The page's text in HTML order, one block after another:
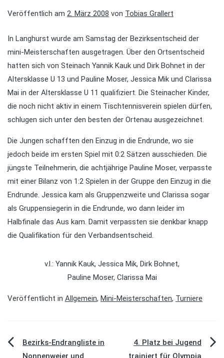
Veröffentlich am 2. März 2008 von Tobias Grallert
In Langhurst wurde am Samstag der Bezirksentscheid der
mini-Meisterschaften ausgetragen. Über den Ortsentscheid
hatten sich von Steinach Yannik Kauk und Dirk Bohnet in der
Altersklasse U 13 und Pauline Moser, Jessica Mik und Clarissa
Mai in der Altersklasse U 11 qualifiziert. Die Steinacher Kinder,
die noch nicht aktiv in einem Tischtennisverein spielen dürfen,
schlugen sich unter den besten der Ortenau ausgezeichnet.
Die Jungen schafften den Einzug in die Endrunde, wo sie
jedoch beide im ersten Spiel mit 0:2 Sätzen ausschieden. Die
jüngste Teilnehmerin, die achtjährige Pauline Moser, verpasste
mit einer Bilanz von 1:2 Spielen in der Gruppe den Einzug in die
Endrunde. Jessica kam als Gruppenzweite und Clarissa sogar
als Gruppensiegerin in die Endrunde, wo dann leider im
Halbfinale das Aus kam. Damit verpassten sie denkbar knapp
die Qualifikation für den Verbandsentscheid.
v.l.: Yannik Kauk, Jessica Mik, Dirk Bohnet,
Pauline Moser, Clarissa Mai
Veröffentlicht in Allgemein, Mini-Meisterschaften, Turniere
Beitragsnavigation
Bezirks-Endrangliste in
Nonnenweier und
4. Platz bei Jugend
trainiert für Olympia